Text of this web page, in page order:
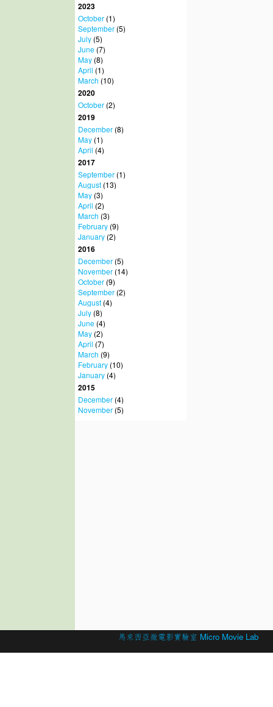
2023
October(1)
September(5)
July(5)
June(7)
May(8)
April (1)
March (10)
2020
October(2)
2019
December(8)
May(1)
April (4)
2017
September(1)
August(13)
May(3)
April (2)
March (3)
February(9)
January(2)
2016
December(5)
November(14)
October(9)
September(2)
August(4)
July(8)
June(4)
May(2)
April (7)
March (9)
February(10)
January(4)
2015
December(4)
November(5)
馬來西亞微電影實驗室 Micro Movie Lab